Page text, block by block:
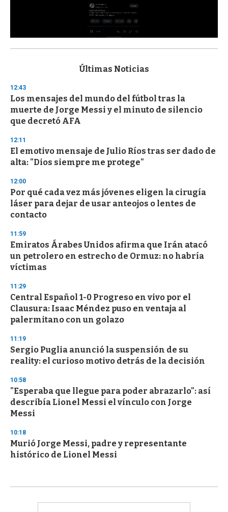
s
d
s
o
f
3
s
e
c
o
d
s
Últimas Noticias
12:43
Los mensajes del mundo del fútbol tras la
muerte de Jorge Messi y el minuto de silencio
que decretó AFA
12:11
El emotivo mensaje de Julio Ríos tras ser dado de
alta: "Dios siempre me protege"
12:00
Por qué cada vez más jóvenes eligen la cirugía
láser para dejar de usar anteojos o lentes de
contacto
11:59
Emiratos Árabes Unidos afirma que Irán atacó
un petrolero en estrecho de Ormuz: no habría
víctimas
11:29
Central Español 1-0 Progreso en vivo por el
Clausura: Isaac Méndez puso en ventaja al
palermitano con un golazo
11:19
Sergio Puglia anunció la suspensión de su
reality: el curioso motivo detrás de la decisión
10:58
"Esperaba que llegue para poder abrazarlo": así
describía Lionel Messi el vínculo con Jorge
Messi
10:18
Murió Jorge Messi, padre y representante
histórico de Lionel Messi